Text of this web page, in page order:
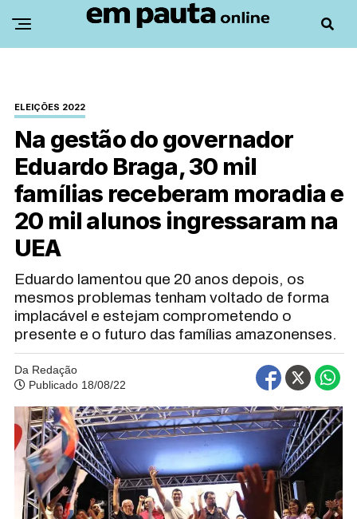
ELEIÇÕES 2022
Na gestão do governador
Eduardo Braga, 30 mil
famílias receberam moradia e
20 mil alunos ingressaram na
UEA
Eduardo lamentou que 20 anos depois, os
mesmos problemas tenham voltado de forma
implacável e estejam comprometendo o
presente e o futuro das famílias amazonenses.
Da Redação
Publicado 18/08/22